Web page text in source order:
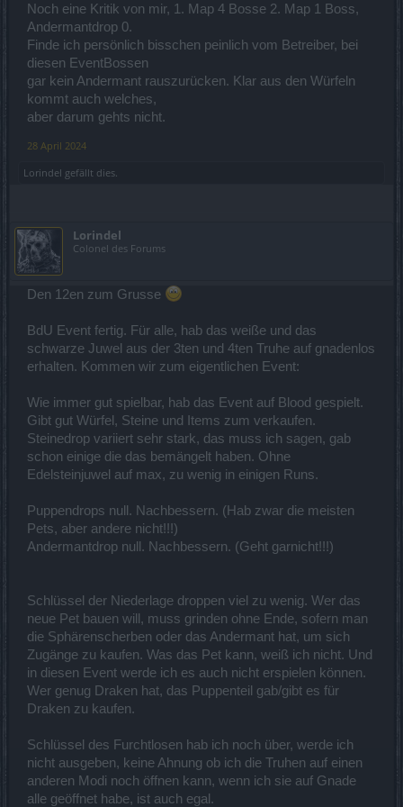
Noch eine Kritik von mir, 1. Map 4 Bosse 2. Map 1 Boss,
Andermantdrop 0.
Finde ich persönlich bisschen peinlich vom Betreiber, bei
diesen EventBossen
gar kein Andermant rauszurücken. Klar aus den Würfeln
kommt auch welches,
aber darum gehts nicht.
28 April 2024
Lorindel gefällt dies.
Lorindel
Colonel des Forums
Den 12en zum Grusse
BdU Event fertig. Für alle, hab das weiße und das
schwarze Juwel aus der 3ten und 4ten Truhe auf gnadenlos
erhalten. Kommen wir zum eigentlichen Event:
Wie immer gut spielbar, hab das Event auf Blood gespielt.
Gibt gut Würfel, Steine und Items zum verkaufen.
Steinedrop variiert sehr stark, das muss ich sagen, gab
schon einige die das bemängelt haben. Ohne
Edelsteinjuwel auf max, zu wenig in einigen Runs.
Puppendrops null. Nachbessern. (Hab zwar die meisten
Pets, aber andere nicht!!!)
Andermantdrop null. Nachbessern. (Geht garnicht!!!)
Schlüssel der Niederlage droppen viel zu wenig. Wer das
neue Pet bauen will, muss grinden ohne Ende, sofern man
die Sphärenscherben oder das Andermant hat, um sich
Zugänge zu kaufen. Was das Pet kann, weiß ich nicht. Und
in diesen Event werde ich es auch nicht erspielen können.
Wer genug Draken hat, das Puppenteil gab/gibt es für
Draken zu kaufen.
Schlüssel des Furchtlosen hab ich noch über, werde ich
nicht ausgeben, keine Ahnung ob ich die Truhen auf einen
anderen Modi noch öffnen kann, wenn ich sie auf Gnade
alle geöffnet habe, ist auch egal.